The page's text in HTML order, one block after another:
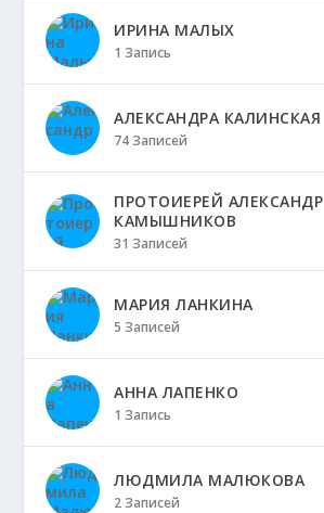
ИРИНА МАЛЫХ
1 Запись
АЛЕКСАНДРА КАЛИНСКАЯ
74 Записей
ПРОТОИЕРЕЙ АЛЕКСАНДР
КАМЫШНИКОВ
31 Записей
МАРИЯ ЛАНКИНА
5 Записей
АННА ЛАПЕНКО
1 Запись
ЛЮДМИЛА МАЛЮКОВА
2 Записей